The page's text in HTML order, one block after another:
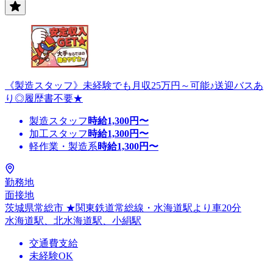
《製造スタッフ》未経験でも月収25万円～可能♪送迎バスあ
り◎履歴書不要★
製造スタッフ 時給1,300円〜
加工スタッフ 時給1,300円〜
軽作業・製造系時給1,300円〜
勤務地
面接地
茨城県常総市 ★関東鉄道常総線・水海道駅より車20分
水海道駅、北水海道駅、小絹駅
交通費支給
未経験OK